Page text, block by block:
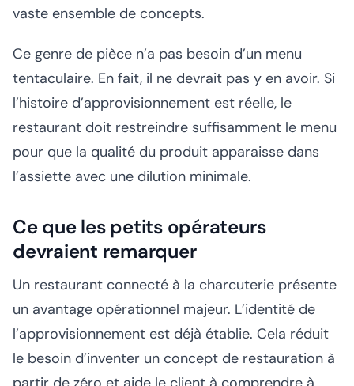
vaste ensemble de concepts.
Ce genre de pièce n’a pas besoin d’un menu
tentaculaire. En fait, il ne devrait pas y en avoir. Si
l’histoire d’approvisionnement est réelle, le
restaurant doit restreindre suffisamment le menu
pour que la qualité du produit apparaisse dans
l’assiette avec une dilution minimale.
Ce que les petits opérateurs
devraient remarquer
Un restaurant connecté à la charcuterie présente
un avantage opérationnel majeur. L’identité de
l’approvisionnement est déjà établie. Cela réduit
le besoin d’inventer un concept de restauration à